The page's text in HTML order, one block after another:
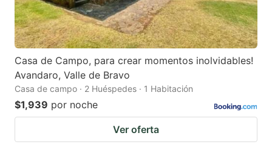
Casa de Campo, para crear momentos inolvidables!
Avandaro, Valle de Bravo
Casa de campo · 2 Huéspedes · 1 Habitación
$1,939 por noche
Ver oferta